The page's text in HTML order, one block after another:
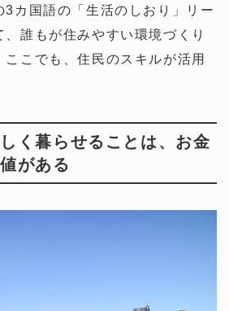
3カ国語の「生活のしおり」リー
誰もが住みやすい環境づくり
ここでも、住民のスキルが活用
く暮らせることは、お金
がある